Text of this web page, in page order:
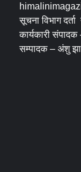
सूचना विभाग
कार्यकारी
सम्पादक – अंशु झा